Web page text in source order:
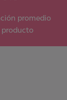
promedio
producto